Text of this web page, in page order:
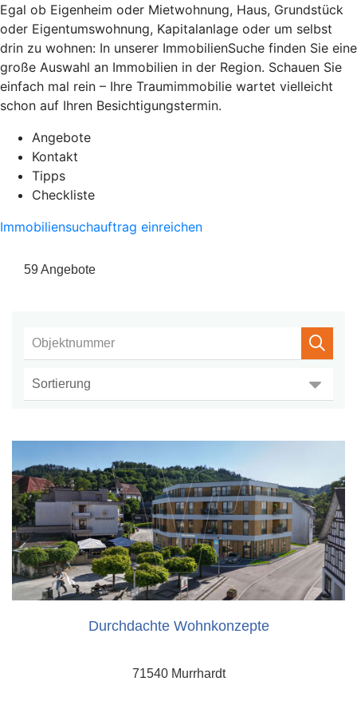
Egal ob Eigenheim oder Mietwohnung, Haus, Grundstück
oder Eigentumswohnung, Kapitalanlage oder um selbst
drin zu wohnen: In unserer ImmobilienSuche finden Sie eine
große Auswahl an Immobilien in der Region. Schauen Sie
einfach mal rein – Ihre Traumimmobilie wartet vielleicht
schon auf Ihren Besichtigungstermin.
Angebote
Kontakt
Tipps
Checkliste
Immobiliensuchauftrag einreichen